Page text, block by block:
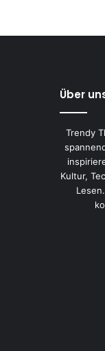
Über
Trendy
Kultur,